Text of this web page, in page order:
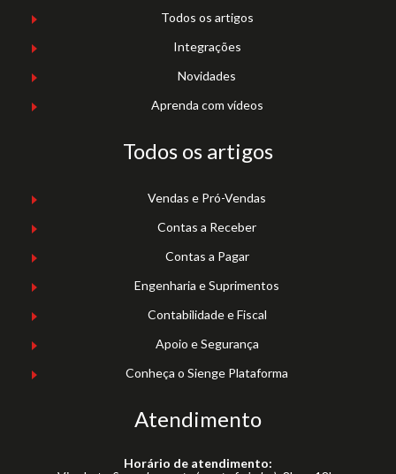
Todos os artigos
Integrações
Novidades
Aprenda com vídeos
Todos os artigos
Vendas e Pró-Vendas
Contas a Receber
Contas a Pagar
Engenharia e Suprimentos
Contabilidade e Fiscal
Apoio e Segurança
Conheça o Sienge Plataforma
Atendimento
Horário de atendimento: